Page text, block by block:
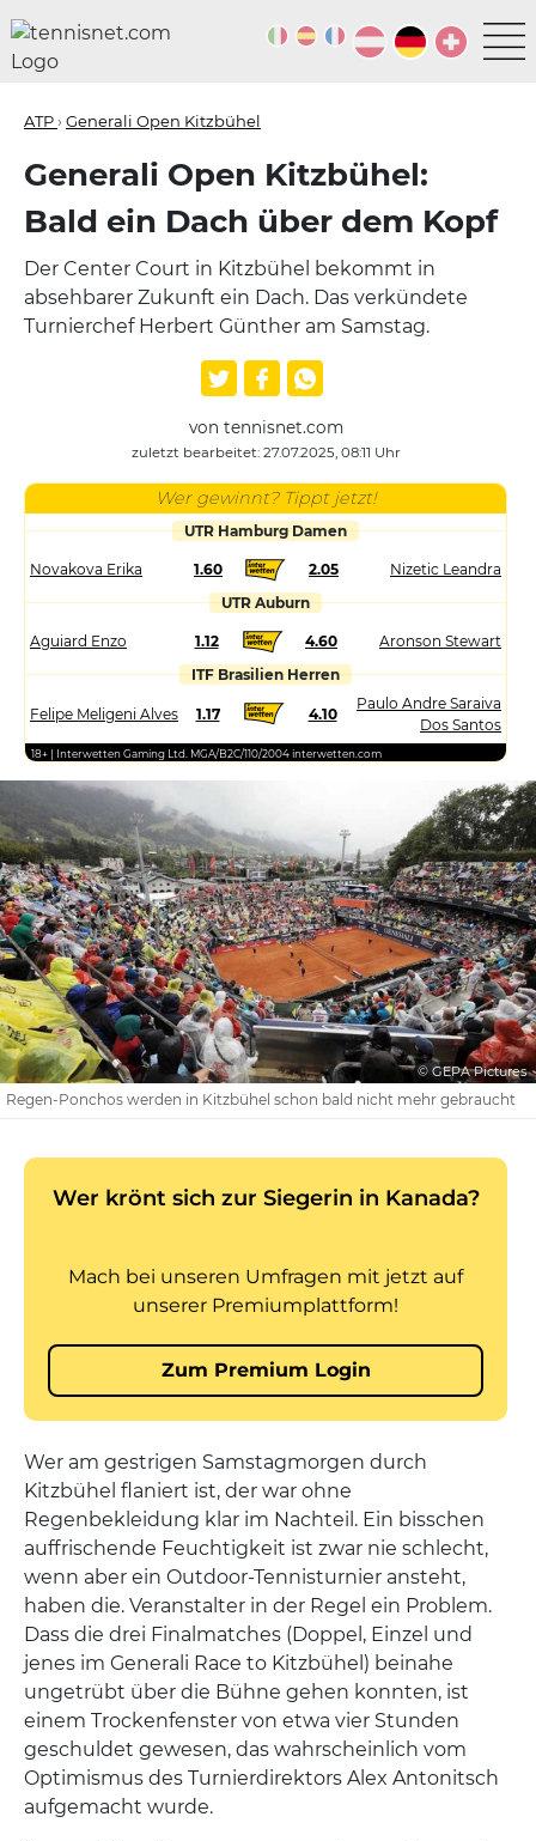
ATP› Generali Open Kitzbühel
Generali Open Kitzbühel:
Bald ein Dach über dem Kopf
Der Center Court in Kitzbühel bekommt in
absehbarer Zukunft ein Dach. Das verkündete
Turnierchef Herbert Günther am Samstag.
von tennisnet.com
zuletzt bearbeitet: 27.07.2025, 08:11 Uhr
Wer gewinnt? Tippt jetzt!
UTR Hamburg Damen
Novakova Erika 1.60 2.05
Nizetic Leandra
UTR Auburn
Aguiard Enzo 1.12 4.60
Aronson Stewart
ITF Brasilien Herren
Felipe Meligeni Alves 1.17 4.10
Paulo Andre Saraiva
Dos Santos
18+ | Interwetten Gaming Ltd. MGA/B2C/110/2004 interwetten.com
© GEPA Pictures
Regen-Ponchos werden in Kitzbühel schon bald nicht mehr gebraucht
Wer am gestrigen Samstagmorgen durch
Kitzbühel flaniert ist, der war ohne
Regenbekleidung klar im Nachteil. Ein bisschen
auffrischende Feuchtigkeit ist zwar nie schlecht,
wenn aber ein Outdoor-Tennisturnier ansteht,
haben die. Veranstalter in der Regel ein Problem.
Dass die drei Finalmatches (Doppel, Einzel und
jenes im Generali Race to Kitzbühel) beinahe
ungetrübt über die Bühne gehen konnten, ist
einem Trockenfenster von etwa vier Stunden
geschuldet gewesen, das wahrscheinlich vom
Optimismus des Turnierdirektors Alex Antonitsch
aufgemacht wurde.